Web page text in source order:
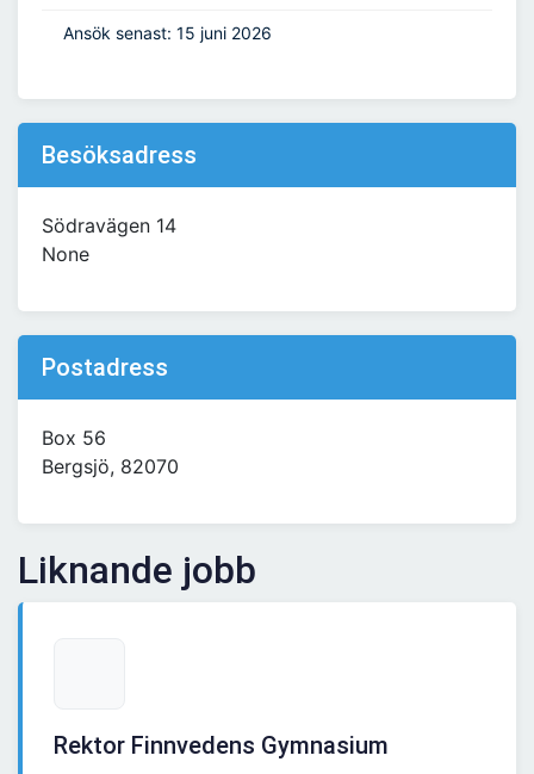
Ansök senast: 15 juni 2026
Besöksadress
Södravägen 14
None
Postadress
Box 56
Bergsjö, 82070
Liknande jobb
Rektor Finnvedens Gymnasium